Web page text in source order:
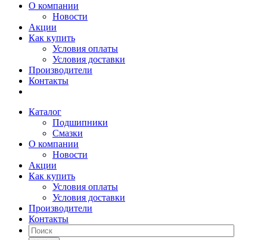
О компании
Новости
Акции
Как купить
Условия оплаты
Условия доставки
Производители
Контакты
Каталог
Подшипники
Смазки
О компании
Новости
Акции
Как купить
Условия оплаты
Условия доставки
Производители
Контакты